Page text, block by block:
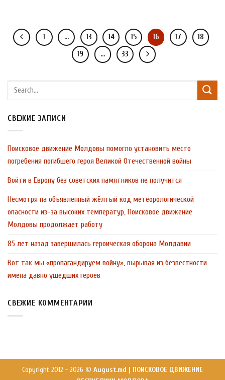
1 … 13 14 15 16 17
18
19
… 33
СВЕЖИЕ ЗАПИСИ
Поисковое движение Молдовы помогло установить место
погребения погибшего героя Великой Отечественной войны
Войти в Европу без советских памятников не получится
Несмотря на объявленный жёлтый код метеорологической
опасности из-за высоких температур, Поисковое движение
Молдовы продолжает работу
85 лет назад завершилась героическая оборона Молдавии
Вот так мы «пропагандируем войну», вырывая из безвестности
имена давно ушедших героев
СВЕЖИЕ КОММЕНТАРИИ
Copyright 2012 - 2026 © August.md | ПОИСКОВОЕ ДВИЖЕНИЕ